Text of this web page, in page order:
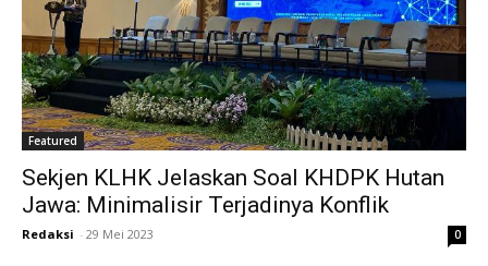
Featured
Sekjen KLHK Jelaskan Soal KHDPK Hutan
Jawa: Minimalisir Terjadinya Konflik
Redaksi - 29 Mei 2023 0